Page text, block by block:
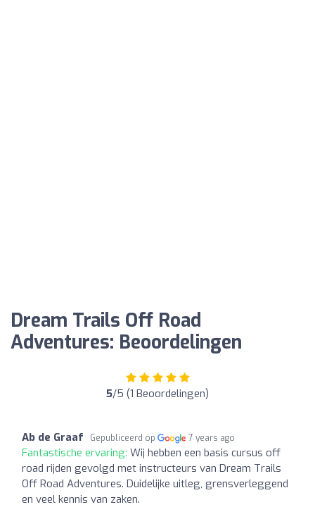
Dream Trails Off Road
Adventures: Beoordelingen
5/5 (1 Beoordelingen)
Ab de Graaf Gepubliceerd op 7 years ago
Fantastische ervaring: Wij hebben een basis cursus off
road rijden gevolgd met instructeurs van Dream Trails
Off Road Adventures. Duidelijke uitleg, grensverleggend
en veel kennis van zaken.